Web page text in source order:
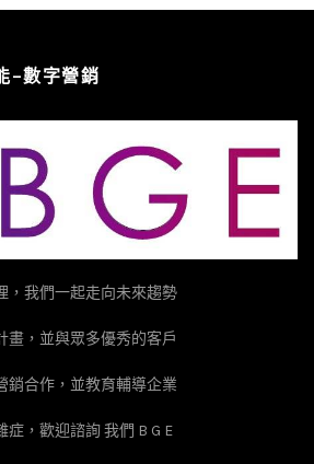
–數字營銷
，我們一起走向未來趨勢
畫，並與眾多優秀的客戶
銷合作，並教育輔導企業
，歡迎諮詢 我們 B G E